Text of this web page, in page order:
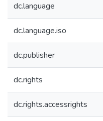
dc.language
dc.language.iso
dc.publisher
dc.rights
dc.rights.accessrights